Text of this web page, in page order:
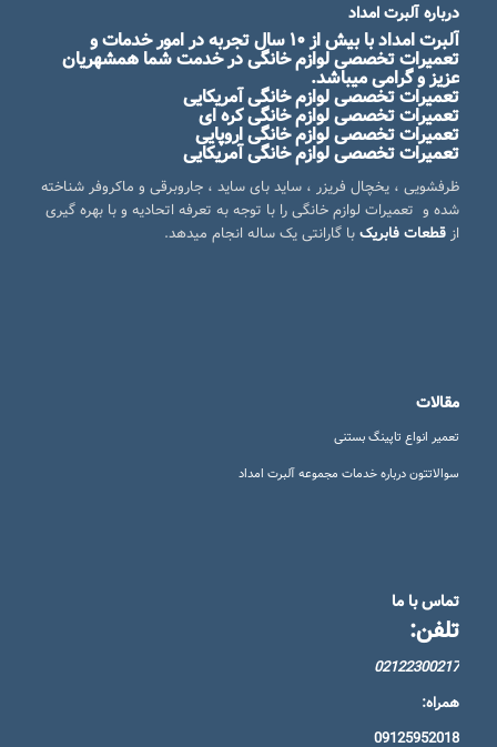
درباره آلبرت امداد
آلبرت امداد با بیش از ۱۰ سال تجربه در امور خدمات و
تعمیرات تخصصی لوازم خانگی در خدمت شما همشهریان
عزیز و گرامی میباشد.
تعمیرات تخصصی لوازم خانگی آمریکایی
تعمیرات تخصصی لوازم خانگی کره ای
تعمیرات تخصصی لوازم خانگی اروپایی
تعمیرات تخصصی لوازم خانگی آمریکایی
ظرفشویی ، یخچال فریزر ، ساید بای ساید ، جاروبرقی و ماکروفر شناخته
شده و تعمیرات لوازم خانگی را با توجه به تعرفه اتحادیه و با بهره گیری
از قطعات فابریکبا گارانتی یک ساله انجام میدهد.
مقالات
تعمیر انواع تاپینگ بستنی
سوالاتتون درباره خدمات مجموعه آلبرت امداد
تماس با ما
تلفن:
02122300217
همراه:
09125952018